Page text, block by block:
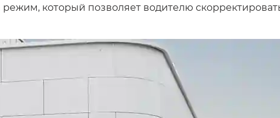
который позволяет водителю